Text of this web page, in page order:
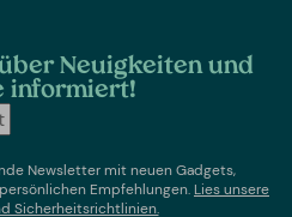
Neuigkeiten und
informiert!
Newsletter mit neuen Gadgets,
Empfehlungen. Lies unsere
Sicherheitsrichtlinien.